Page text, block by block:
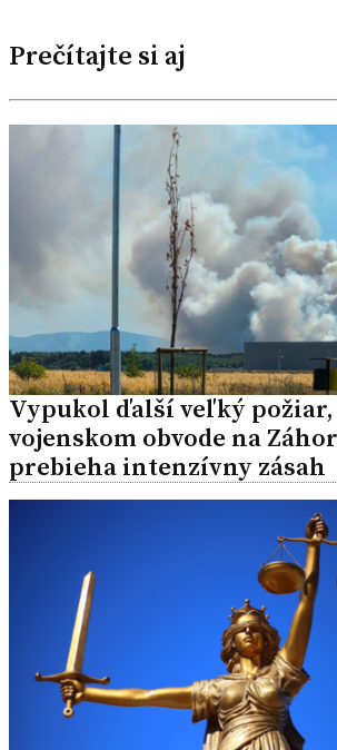
Prečítajte si aj
Vypukol ďalší veľký
vojenskom obvode na
prebieha intenzívny zásah